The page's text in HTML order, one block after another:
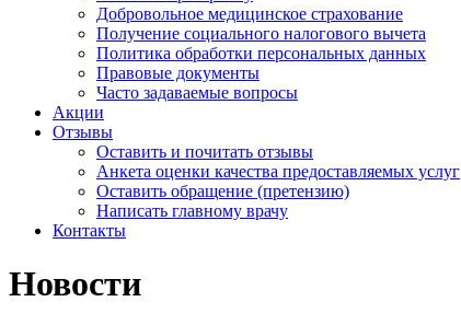
Добровольное медицинское страхование
Получение социального налогового вычета
Политика обработки персональных данных
Правовые документы
Часто задаваемые вопросы
Акции
Отзывы
Оставить и почитать отзывы
Анкета оценки качества предоставляемых услуг
Оставить обращение (претензию)
Написать главному врачу
Контакты
Новости